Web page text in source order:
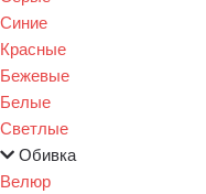
Синие
Красные
Бежевые
Белые
Светлые
Обивка
Велюр